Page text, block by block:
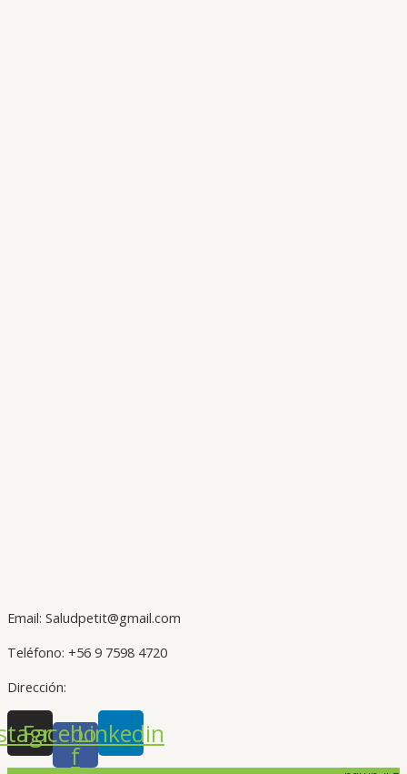
Email: Saludpetit@gmail.com
Teléfono: +56 9 7598 4720
Dirección:
Facebook-
f
Linkedin